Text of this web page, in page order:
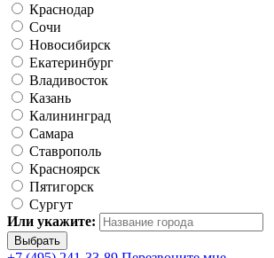
Краснодар
Сочи
Новосибирск
Екатеринбург
Владивосток
Казань
Калининград
Самара
Ставрополь
Красноярск
Пятигорск
Сургут
Или укажите: